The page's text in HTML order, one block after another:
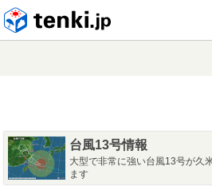
台風13号情報
大型で非常に強い台風13号が久
ます